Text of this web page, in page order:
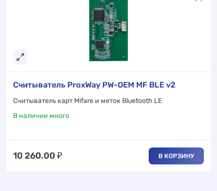
Считыватель ProxWay PW-OEM MF BLE v2
Cчитыватель карт Mifare и меток Bluetooth LE
В наличии много
10 260.00 ₽ В КОРЗИНУ